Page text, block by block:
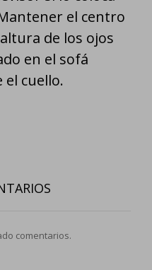
el centro
de los ojos
en el sofá
cuello.
comentarios.